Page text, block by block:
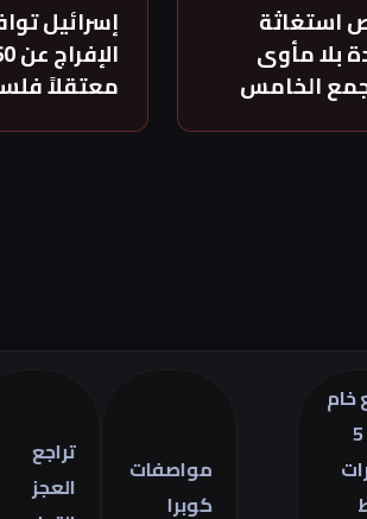
استغاثة
بلا مأوى
الخامس
إسرائيل
معتقلاً
مواصفات